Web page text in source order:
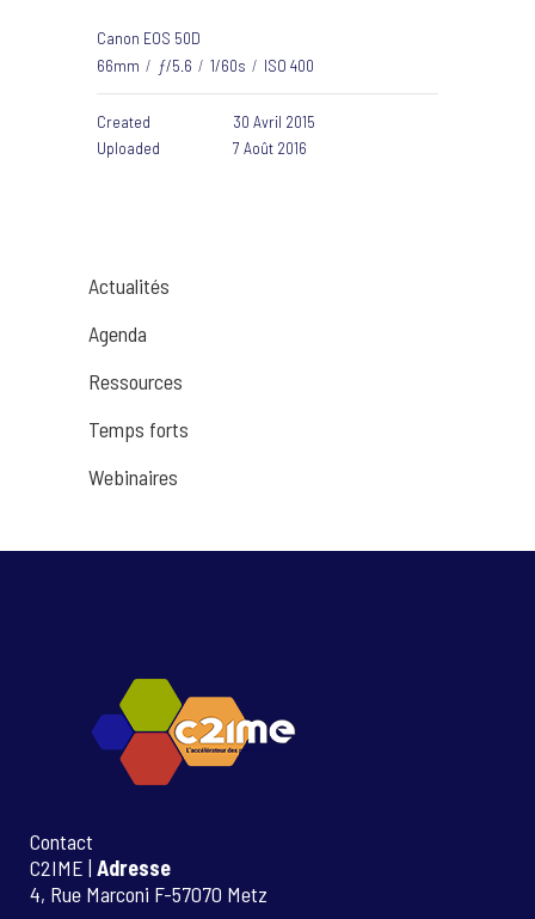
Canon EOS 50D
66mm / ƒ/5.6 / 1/60s / ISO 400
Created
30 Avril 2015
Uploaded
7 Août 2016
Actualités
Agenda
Ressources
Temps forts
Webinaires
Contact
C2IME | Adresse
4, Rue Marconi F-57070 Metz